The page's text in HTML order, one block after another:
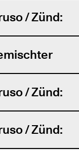
/ Zünd:
/ Zünd:
/ Zünd: